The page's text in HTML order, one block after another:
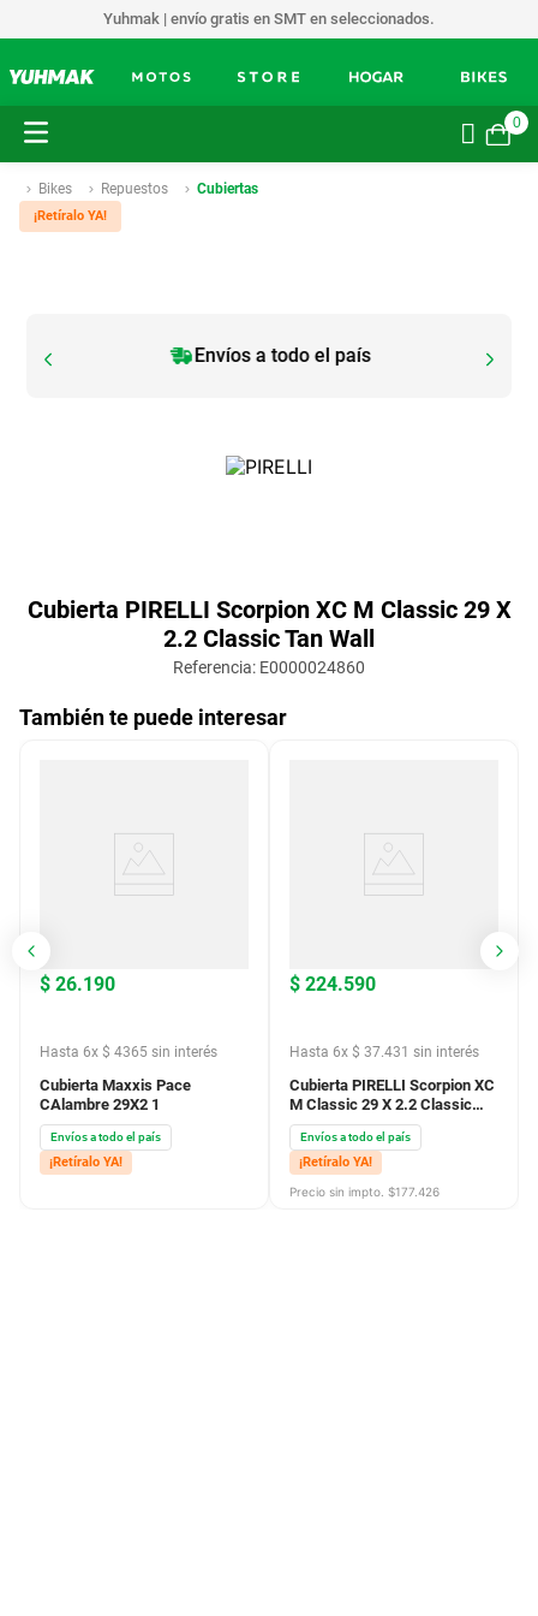
Yuhmak | envío gratis en SMT en seleccionados.
0
Bikes Repuestos Cubiertas
¡Retíralo YA!
Envíos a todo el país
Cubierta PIRELLI Scorpion XC M Classic 29 X
2.2 Classic Tan Wall
Referencia: E0000024860
También te puede interesar
$ 26.190
Hasta 6x $ 4365 sin interés
Cubierta Maxxis Pace
CAlambre 29X2 1
Envíos a todo el país
¡Retíralo YA!
$ 224.590
Hasta 6x $ 37.431 sin interés
Cubierta PIRELLI Scorpion XC
M Classic 29 X 2.2 Classic
Tan Wall
Envíos a todo el país
¡Retíralo YA!
Precio sin impto. $177.426